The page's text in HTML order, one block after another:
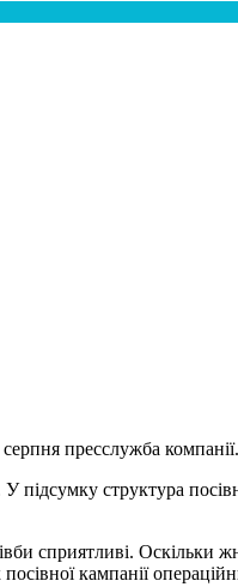
пресслужба компанії.
підсумку структура
сприятливі. Оскільки
кампанії